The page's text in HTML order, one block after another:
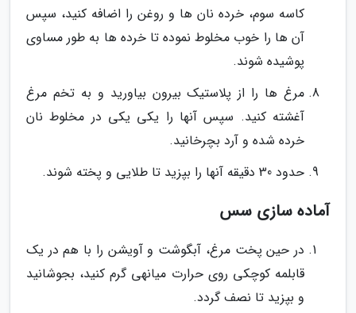
کاسه سوم، خرده نان ها و روغن را اضافه کنید، سپس
آن ها را خوب مخلوط نموده تا خرده ها به طور مساوی
پوشیده شوند.
مرغ ها را از پلاستیک بیرون بیاورید و به تخم مرغ
آغشته کنید. سپس آنها را یکی یکی در مخلوط نان
خرده شده و آرد بچرخانید.
حدود 30 دقیقه آنها را بپزید تا طلایی و پخته شوند.
آماده سازی سس
در حین پخت مرغ، آبگوشت و آویشن را با هم در یک
قابلمه کوچکی روی حرارت میانهی گرم کنید، بجوشانید
و بپزید تا نصف گردد.